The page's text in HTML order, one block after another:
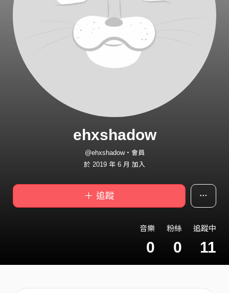
ehxshadow
@ehxshadow・會員
於 2019 年 6 月 加入
＋ 追蹤
音樂
0
粉絲
0
追蹤中
11